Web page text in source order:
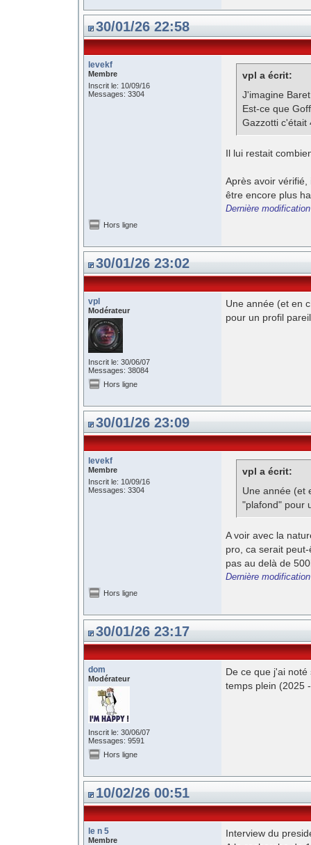
30/01/26 22:58
levekf
Membre
Inscrit le: 10/09/16
Messages: 3304
vpl a écrit:
J'imagine
Est-ce que
Gazzotti c'était
Il lui restait
Après avoir
être encore plus
Dernière
Hors ligne
30/01/26 23:02
vpl
Modérateur
Inscrit le: 30/06/07
Messages: 38084
Une année (et en
pour un profil
Hors ligne
30/01/26 23:09
levekf
Membre
Inscrit le: 10/09/16
Messages: 3304
vpl a écrit:
Une année (et
"plafond" pour
A voir avec la
pro, ca serait
pas au delà de
Dernière
Hors ligne
30/01/26 23:17
dom
Modérateur
Inscrit le: 30/06/07
Messages: 9591
De ce que j'ai
temps plein (2025
Hors ligne
10/02/26 00:51
le n 5
Membre
Interview du